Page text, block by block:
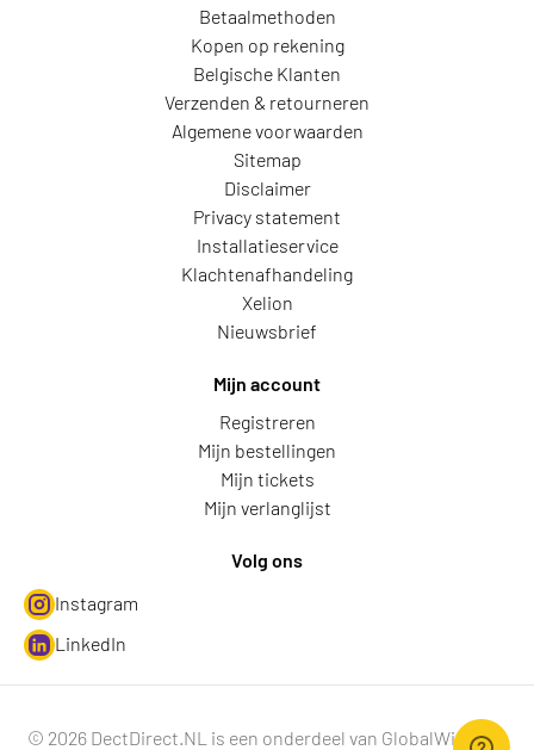
Betaalmethoden
Kopen op rekening
Belgische Klanten
Verzenden & retourneren
Algemene voorwaarden
Sitemap
Disclaimer
Privacy statement
Installatieservice
Klachtenafhandeling
Xelion
Nieuwsbrief
Mijn account
Registreren
Mijn bestellingen
Mijn tickets
Mijn verlanglijst
Volg ons
Instagram
LinkedIn
© 2026 DectDirect.NL is een onderdeel van GlobalWire B.V.